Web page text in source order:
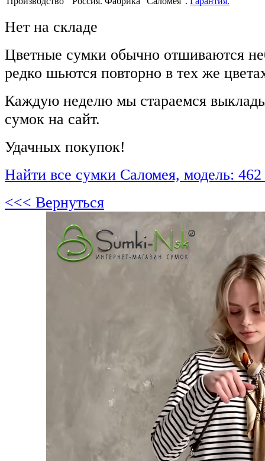
Нет на складе
Цветные сумки обычно отшиваются
редко шьются повторно в тех же
Каждую неделю мы стараемся
сумок на сайт.
Удачных покупок!
Найти все сумки Саломея, модель:
<<< Вернуться